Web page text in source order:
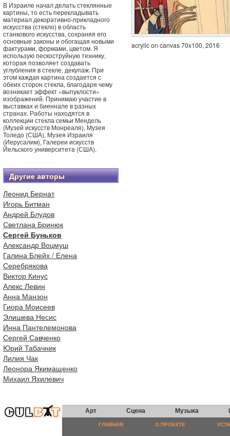
В Израиле начал делать стеклянные
картины, то есть перекладывать
материал декоративно-прикладного
искусства (стекло) в область
станкового искусства, сохраняя его
основные законы и обогащая новыми
фактурами, формами, цветом. Я
использую пескоструйную технику,
которая позволяет создавать
углубления в стекле, декупаж. При
этом каждая картина создается с
обеих сторон стекла, благодаря чему
возникает эффект «выпуклости»
изображений. Принимаю участие в
выставках и биеннале в разных
странах. Работы находятся в
коллекции стекла семьи Мендель
(Музей искусств Монреаля), Музея
Толедо (США), Музея Израиля
(Иерусалим), Галереи искусств
Йельского университета (США).
Другие авторы
Леонид Бернат
Игорь Битман
Андрей Блудов
Светлана Бринюк
Сергей Буньков
Александр Воцмуш
Галина Блейх / Елена
Серебрякова
Виктор Кинус
Алекс Левин
Анна Манзон
Гиора Моисеев
Элишева Несис
Инна Пантелемонова
Сергей Савченко
Юрий Табачник
Лилия Чак
Леонора Якимащенко
Михаил Яхилевич
acrylic on canvas 70x100, 2016
Арт Сцена Музыка
ГЛАВНАЯ О ПРОЕКТЕ